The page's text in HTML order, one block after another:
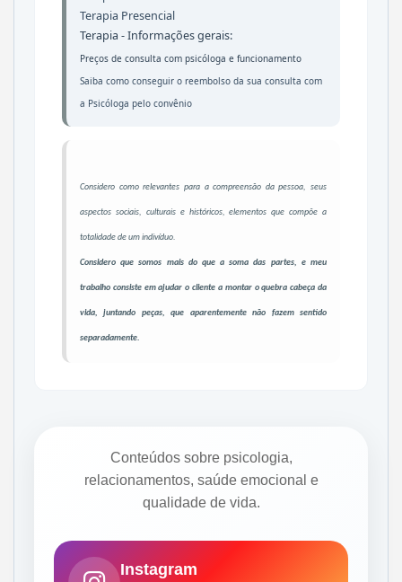
Terapia Presencial
Terapia - Informações gerais:
Preços de consulta com psicóloga e funcionamento
Saiba como conseguir o reembolso da sua consulta com
a Psicóloga pelo convênio
Considero como relevantes para a compreensão da pessoa, seus
aspectos sociais, culturais e históricos, elementos que compõe a
totalidade de um indivíduo.
Considero que somos mais do que a soma das partes, e meu
trabalho consiste em ajudar o cliente a montar o quebra cabeça da
vida, juntando peças, que aparentemente não fazem sentido
separadamente.
Conteúdos sobre psicologia,
relacionamentos, saúde emocional e
qualidade de vida.
Instagram